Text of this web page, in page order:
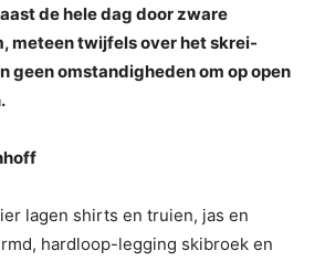
de hele dag door zware
meteen twijfels over het skrei-
geen omstandigheden om op open
lagen shirts en truien, jas en
hardloop-legging skibroek en